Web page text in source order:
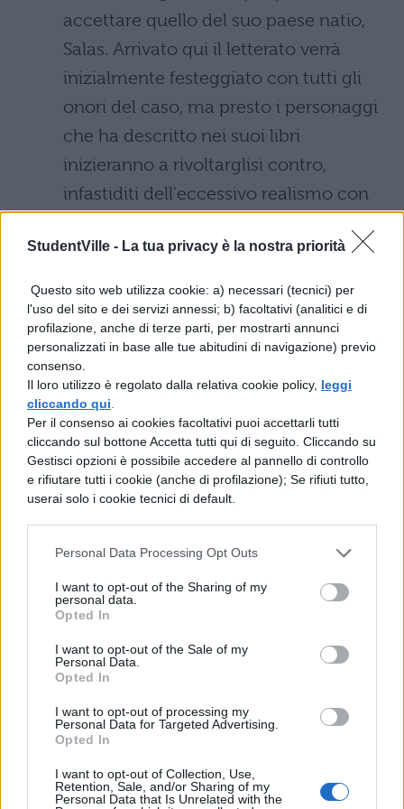
StudentVille - La tua privacy è la nostra priorità
Questo sito web utilizza cookie: a) necessari (tecnici) per
l'uso del sito e dei servizi annessi; b) facoltativi (analitici e di
profilazione, anche di terze parti, per mostrarti annunci
personalizzati in base alle tue abitudini di navigazione) previo
consenso.
Il loro utilizzo è regolato dalla relativa cookie policy, leggi
cliccando qui
Per il consenso ai cookies facoltativi puoi accettarli tutti
cliccando sul bottone Accetta tutti qui di seguito. Cliccando su
Gestisci opzioni è possibile accedere al pannello di controllo
e rifiutare tutti i cookie (anche di profilazione); Se rifiuti tutto,
userai solo i cookie tecnici di default.
Personal Data Processing Opt Outs
I want to opt-out of the Sharing of my
personal data.
Opted In
I want to opt-out of the Sale of my
Personal Data.
Opted In
I want to opt-out of processing my
Personal Data for Targeted Advertising.
Opted In
I want to opt-out of Collection, Use,
Retention, Sale, and/or Sharing of my
Personal Data that Is Unrelated with the
accettare quello del suo paese natio,
Salas. Arrivato qui il letterato verrà
inizialmente festeggiato con tutti gli
onori del caso, ma presto i personaggi
che ha descritto nei suoi libri
inizieranno a rivoltarglisi contro,
infastiditi dell'eccessivo realismo con
dell'action Jason Statham torna a
interpretare il letale killer professionista
Arthur Bishop, che alla fine del
precedente capitolo si era ritirato a vita
privata. Tuttavia, come spesso accade
in questi casi, l'assassino sarà
richiamato in servizio quando il suo
peggior nemico gli rapirà la nuova
compagna (la sempre stupenda
Jessica Alba). Dovrà dunque sottostare
a un ricatto e uccidere tre degli uomini
più pericolosi al mondo senza farsi
individuare dall'FBI, che dopo tanto
tempo è ancora alle sue calcagna.
La cena di Natale: ritornano a
Polignano Riccardo Scamarcio, Laura
Chiatti, Michele Placido e Maria Pia
Calzone, già protagonisti del film